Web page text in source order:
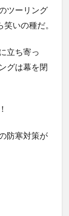
ツーリング
いの種だ。
立ち寄っ
グは幕を閉
防寒対策が